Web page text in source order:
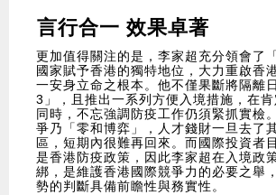
言行合一 效果卓著
更加值得關注的是，李家超充分領會了
國家賦予香港的獨特地位，大力重啟香
一安身立命之根本。他不僅果斷將隔離
3」，且推出一系列方便入境措施，在
同時，不忘強調防疫工作仍須緊抓實檢
爭乃「零和博弈」，人才錢財一旦去了
區，短期內很難再回來。而國際投資者
是香港防疫政策，因此李家超在入境政
綁，是維護香港國際競爭力的必要之舉
勢的判斷具備前瞻性與務實性。